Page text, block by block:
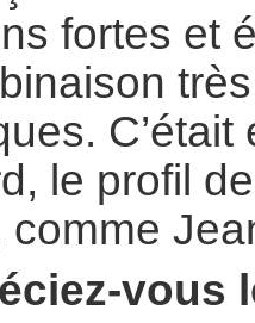
fortes et
le profil
comme
vous